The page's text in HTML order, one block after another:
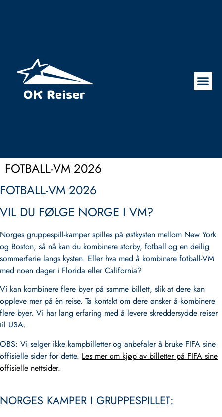
FOTBALL-VM 2026
FOTBALL-VM 2026
VIL DU FØLGE NORGE I VM?
Norges gruppespill-kamper spilles på østkysten mellom New York
og Boston, så nå kan du kombinere storby, fotball og en deilig
sommerferie langs kysten. Eller hva med å kombinere fotball-VM
med noen dager i Florida eller California?
Vi kan kombinere flere byer på samme billett, slik at dere kan
oppleve mer på èn reise. Ta kontakt om dere ønsker å kombinere
flere byer. Vi har lang erfaring med å levere skreddersydde reiser
til USA.
OBS: Vi selger ikke kampbilletter og anbefaler å bruke FIFA sine
offisielle sider for dette. Les mer om kjøp av billetter på FIFA sine
offisielle nettsider.
NORGES KAMPER I GRUPPESPILLET: